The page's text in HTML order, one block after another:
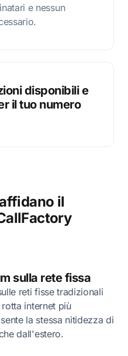
e nessun
disponibili e
il tuo numero
il
sulla rete fissa
reti fisse tradizionali
internet più
la stessa nitidezza di
dall'estero.